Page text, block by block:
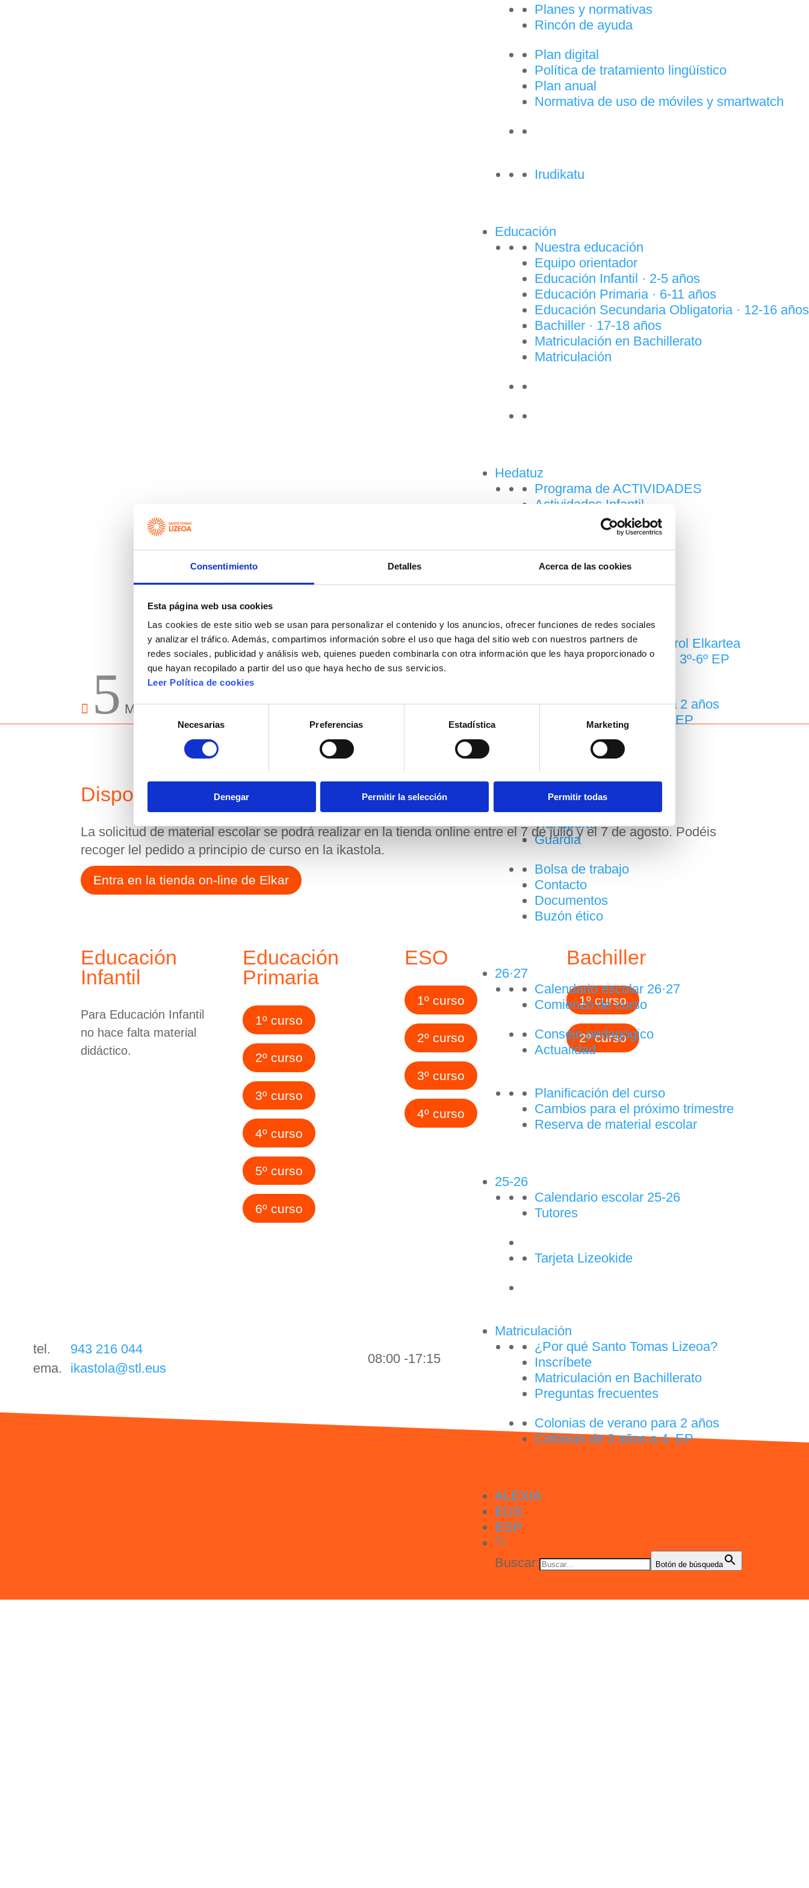
Consentimiento Detalles Acerca de las cookies
Esta página web usa cookies
Las cookies de este sitio web se usan para personalizar el contenido y los anuncios, ofrecer funciones de redes sociales
y analizar el tráfico. Además, compartimos información sobre el uso que haga del sitio web con nuestros partners de
redes sociales, publicidad y análisis web, quienes pueden combinarla con otra información que les haya proporcionado o
que hayan recopilado a partir del uso que haya hecho de sus servicios.
Leer Política de cookies
de
consentimiento
Necesarias Preferencias Estadística Marketing
Denegar Permitir la selección Permitir todas
Planes y normativas
Rincón de ayuda
Plan digital
Política de tratamiento lingüístico
Plan anual
Normativa de uso de móviles y smartwatch
Irudikatu
Educación
Nuestra educación
Equipo orientador
Educación Infantil · 2-5 años
Educación Primaria · 6-11 años
Educación Secundaria Obligatoria · 12-16 años
Bachiller · 17-18 años
Matriculación en Bachillerato
Matriculación
Hedatuz
Programa de ACTIVIDADES
Actividades Infantil
Actividades Primaria
Actividades Secundaria
Proyectos Bachiller
DEPORTE en Lizeoa
Multikirola. 3º-6º EP
Lizeotarrak Kultur eta Kirol Elkartea
Lizeotarrak Kirol Eskola. 3º-6º EP
Colonias de verano para 2 años
Colonias de 3 años a 4. EP
Servicios
Comedor
Transporte
Guardia
Bolsa de trabajo
Contacto
Documentos
Buzón ético
26·27
Calendario escolar 26·27
Comienzo de curso
Consejo pedagógico
Actualidad
Planificación del curso
Cambios para el próximo trimestre
Reserva de material escolar
25-26
Calendario escolar 25-26
Tutores
Tarjeta Lizeokide
Matriculación
¿Por qué Santo Tomas Lizeoa?
Inscríbete
Matriculación en Bachillerato
Preguntas frecuentes
Colonias de verano para 2 años
Colonias de 3 años a 4. EP
ALEXIA
EUS
ESP
Buscar: Botón de búsqueda
 5 Material escolar
Disponible en la tienda on-line hasta el 7 de agosto.
La solicitud de material escolar se podrá realizar en la tienda online entre el 7 de julio y el 7 de agosto. Podéis
recoger lel pedido a principio de curso en la ikastola.
Entra en la tienda on-line de Elkar
Educación
Infantil
Para Educación Infantil
no hace falta material
didáctico.
Educación
Primaria
1º curso
2º curso
3º curso
4º curso
5º curso
6º curso
ESO
1º curso
2º curso
3º curso
4º curso
Bachiller
1º curso
2º curso
tel.
943 216 044
ema.
ikastola@stl.eus
08:00 -17:15